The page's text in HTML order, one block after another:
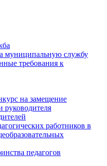
муниципальную службу
требования к
на замещение
руководителя
работников в
педагогов